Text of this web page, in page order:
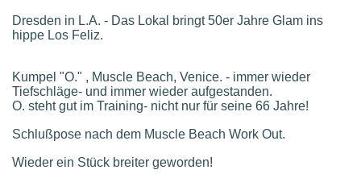
Dresden in L.A. - Das Lokal bringt 50er Jahre Glam ins
hippe Los Feliz.
Kumpel "O." , Muscle Beach, Venice. - immer wieder
Tiefschläge- und immer wieder aufgestanden.
O. steht gut im Training- nicht nur für seine 66 Jahre!
Schlußpose nach dem Muscle Beach Work Out.
Wieder ein Stück breiter geworden!